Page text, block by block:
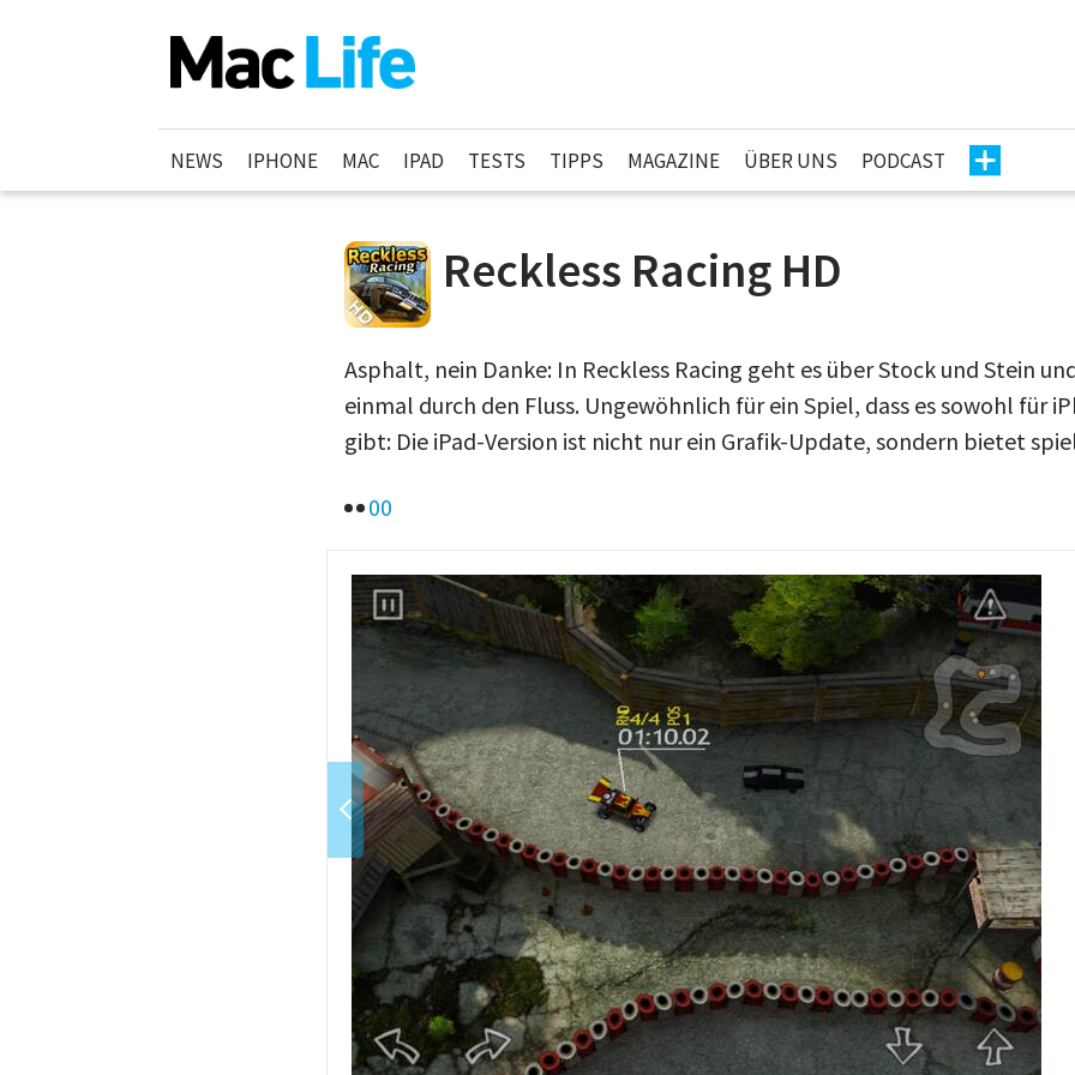
NEWS IPHONE MAC IPAD TESTS TIPPS MAGAZINE ÜBER UNS PODCAST
Reckless Racing HD
Asphalt, nein Danke: In Reckless Racing geht es über Stock und Stein
einmal durch den Fluss. Ungewöhnlich für ein Spiel, dass es sowohl für
gibt: Die iPad-Version ist nicht nur ein Grafik-Update, sondern bietet
00